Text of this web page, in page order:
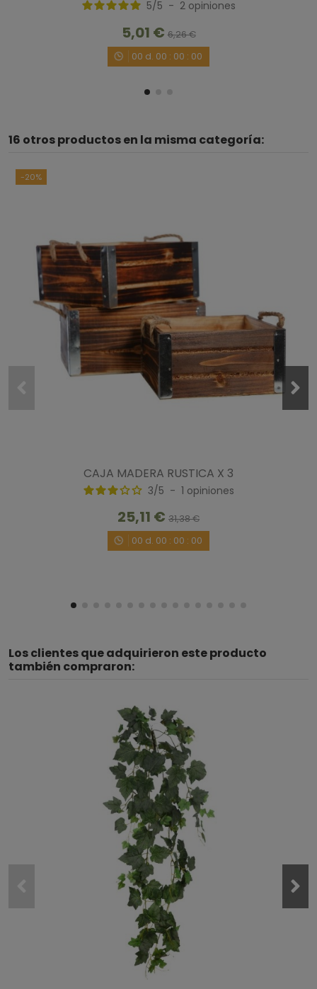
Informe
1
5/5 - 2 opiniones
5,01 €6,26 €
00 d. 00 : 00 : 00
16 otros productos en la misma categoría:
-20%
CAJA MADERA RUSTICA X 3
3/5 - 1 opiniones
25,11 € 31,38 €
00 d. 00 : 00 : 00
Los clientes que adquirieron este producto
también compraron: